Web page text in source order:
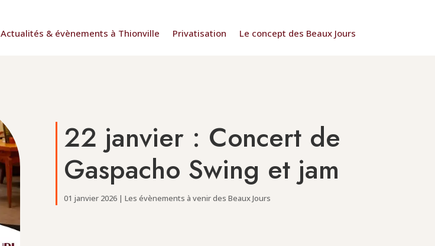
Actualités & évènements à Thionville Privatisation Le concept des Beaux Jours
22 janvier : Concert de
Gaspacho Swing et jam
01 janvier 2026| Les évènements à venir des Beaux Jours